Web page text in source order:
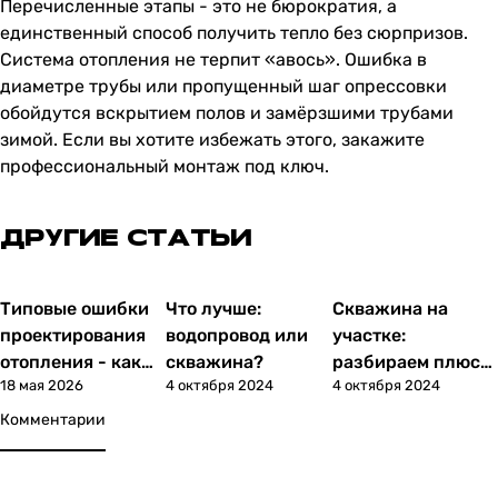
Перечисленные этапы - это не бюрократия, а
единственный способ получить тепло без сюрпризов.
Система отопления не терпит «авось». Ошибка в
диаметре трубы или пропущенный шаг опрессовки
обойдутся вскрытием полов и замёрзшими трубами
зимой. Если вы хотите избежать этого, закажите
профессиональный монтаж под ключ.
ДРУГИЕ СТАТЬИ
Статьи
Типовые ошибки
проектирования
отопления - как
их не допустить
18 мая 2026
Статьи
Что лучше:
водопровод или
скважина?
4 октября 2024
Статьи
Скважина на
участке:
разбираем плюсы
и минусы,
4 октября 2024
Комментарии